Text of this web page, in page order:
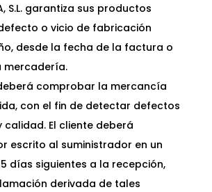
S.L. garantiza sus productos
o vicio de fabricación
desde la fecha de la factura o
mercadería.
comprobar la mercancía
con el fin de detectar defectos
calidad. El cliente deberá
escrito al suministrador en un
días siguientes a la recepción,
derivada de tales